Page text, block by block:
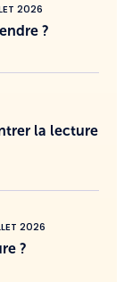
2026
?
la lecture
2026
?